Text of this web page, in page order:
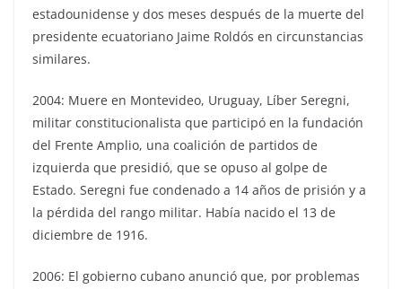
estadounidense y dos meses después de la muerte del
presidente ecuatoriano Jaime Roldós en circunstancias
similares.
2004: Muere en Montevideo, Uruguay, Líber Seregni,
militar constitucionalista que participó en la fundación
del Frente Amplio, una coalición de partidos de
izquierda que presidió, que se opuso al golpe de
Estado. Seregni fue condenado a 14 años de prisión y a
la pérdida del rango militar. Había nacido el 13 de
diciembre de 1916.
2006: El gobierno cubano anunció que, por problemas